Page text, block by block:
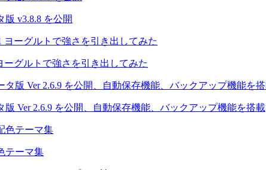
版 v3.8.8 を公開
グルトで強さを引き出してみた
Ver 2.6.9 を公開、自動保存機能、バックアップ機能を搭載
テーマ集